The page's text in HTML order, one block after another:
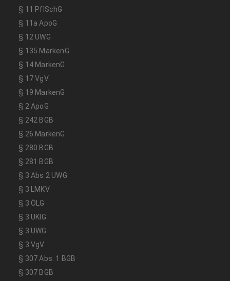
§ 11 PflSchG
§ 11a ApoG
§ 12 UWG
§ 135 MarkenG
§ 14 MarkenG
§ 17 VgV
§ 19 MarkenG
§ 2 ApoG
§ 242 BGB
§ 26 MarkenG
§ 280 BGB
§ 281 BGB
§ 3 Abs 2 UWG
§ 3 LMKV
§ 3 ÖLG
§ 3 UKlG
§ 3 UWG
§ 3 VgV
§ 307 Abs. 1 BGB
§ 307 BGB